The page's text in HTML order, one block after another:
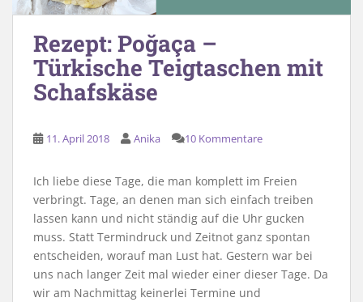
Rezept: Poğaça –
Türkische Teigtaschen mit
Schafskäse
11. April 2018 Anika 10 Kommentare
Ich liebe diese Tage, die man komplett im Freien
verbringt. Tage, an denen man sich einfach treiben
lassen kann und nicht ständig auf die Uhr gucken
muss. Statt Termindruck und Zeitnot ganz spontan
entscheiden, worauf man Lust hat. Gestern war bei
uns nach langer Zeit mal wieder einer dieser Tage. Da
wir am Nachmittag keinerlei Termine und